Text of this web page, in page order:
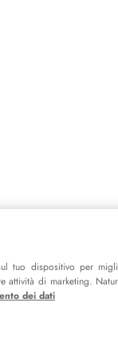
tuo dispositivo per
di marketing.
dei dati